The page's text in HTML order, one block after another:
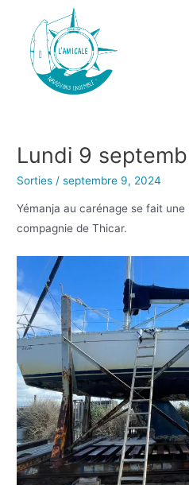
Lundi 9
Sorties /septembre 9, 2024
Yémanja au carénage se fait
compagnie de Thicar.